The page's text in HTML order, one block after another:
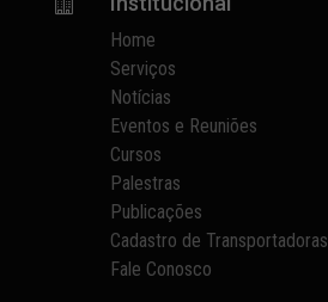
Home
Serviços
Notícias
Eventos e Reuniões
Cursos
Palestras
Publicações
Cadastro de Transportadoras
Fale Conosco